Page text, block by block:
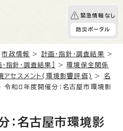
緊急情報なし
防災ポータル
市政情報 > 計画・指針・調査結果
>
指針・調査結果］
>環境保全関係
アセスメント(環境影響評価) >
名
令和8年度開催分：名古屋市環境影
：名古屋市環境影